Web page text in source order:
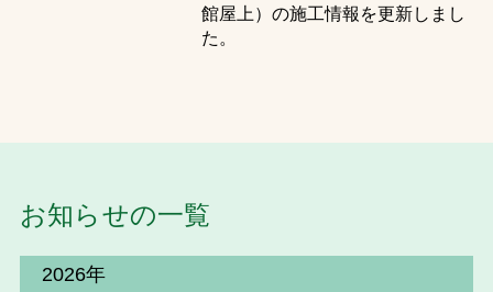
お取引先の皆様へ
プライバシーポリシー
館屋上）の施工情報を更新しまし
た。
お知らせの一覧
2026年